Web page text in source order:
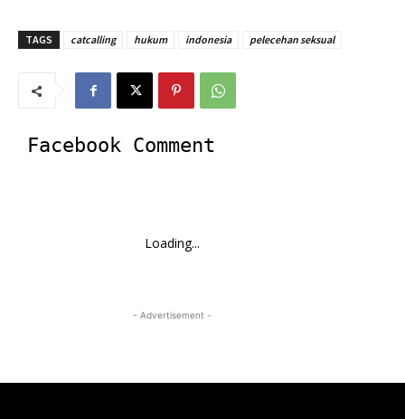
TAGS catcalling hukum indonesia pelecehan seksual
Facebook Comment
Loading...
- Advertisement -